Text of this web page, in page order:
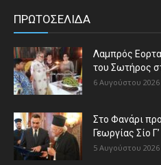
ΠΡΩΤΟΣΕΛΙΔΑ
Λαμπρός
του Σωτήρος
6 Αυγούστου 2026
Στο Φανάρι
Γεωργίας Σίο Γ’
5 Αυγούστου 2026